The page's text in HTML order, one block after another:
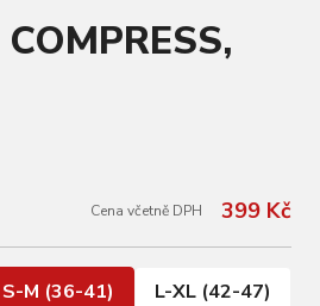
Cena včetně DPH 399 Kč
S-M (36-41) L-XL (42-47)